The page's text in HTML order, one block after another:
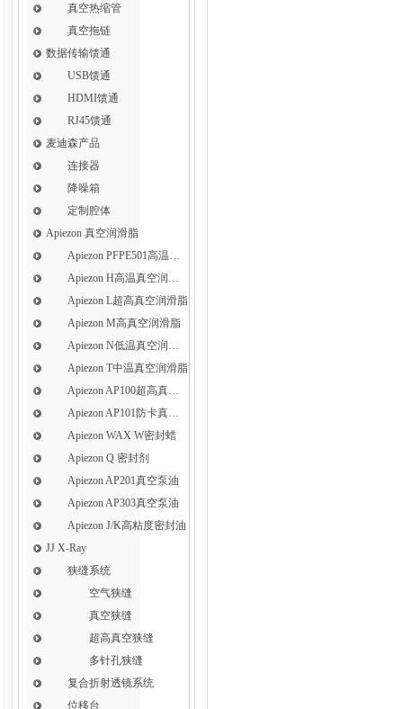
真空热缩管
真空拖链
数据传输馈通
USB馈通
HDMI馈通
RJ45馈通
麦迪森产品
连接器
降噪箱
定制腔体
Apiezon 真空润滑脂
Apiezon L超高真空润滑脂
Apiezon M高真空润滑脂
Apiezon T中温真空润滑脂
Apiezon AP100超高真空润滑脂
Apiezon AP101防卡真空润滑脂
Apiezon WAX W密封蜡
Apiezon Q 密封剂
Apiezon AP201真空泵油
Apiezon AP303真空泵油
Apiezon J/K高粘度密封油
JJ X-Ray
狭缝系统
空气狭缝
真空狭缝
超高真空狭缝
多针孔狭缝
复合折射透镜系统
位移台